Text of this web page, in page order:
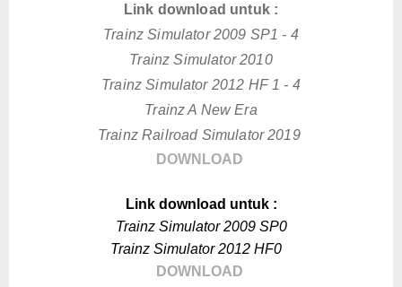
Link download untuk :
Trainz Simulator 2009 SP1 - 4
Trainz Simulator 2010
Trainz Simulator 2012 HF 1 - 4
Trainz A New Era
Trainz Railroad Simulator 2019
DOWNLOAD
Link download untuk :
Trainz Simulator 2009 SP0
Trainz Simulator 2012 HF0
DOWNLOAD